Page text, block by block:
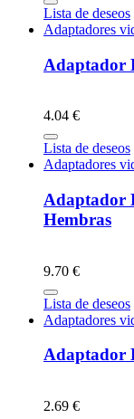
Lista de deseos
Adaptadores
Adaptador
4.04 €
Lista de deseos
Adaptadores
Adaptador
Hembras
9.70 €
Lista de deseos
Adaptadores
Adaptador
2.69 €